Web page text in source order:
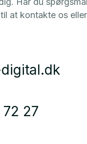
at kontakte os
27